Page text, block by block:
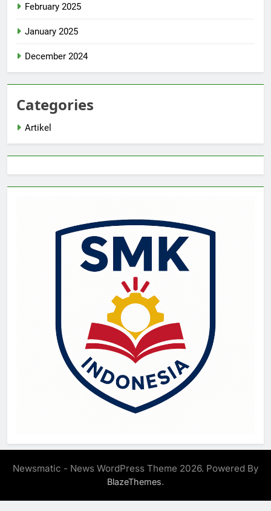
February 2025
January 2025
December 2024
Categories
Artikel
Newsmatic - News WordPress Theme 2026. Powered By
BlazeThemes.